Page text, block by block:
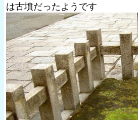
は古墳だったようです